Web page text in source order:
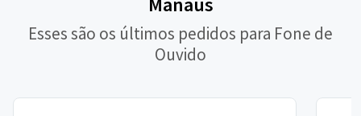
Esses são os últimos pedidos para Fone de
Ouvido